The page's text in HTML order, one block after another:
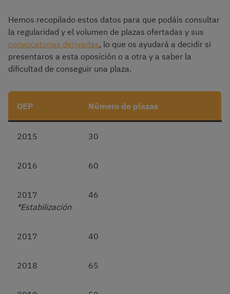
Hemos recopilado estos datos para que podáis consultar
la regularidad y el volumen de plazas ofertadas y sus
convocatorias derivadas, lo que os ayudará a decidir si
presentaros a esta oposición o a otra y a saber la
dificultad de conseguir una plaza.
OEP Número de plazas
2015 30
2016 60
2017
*Estabilización
46
2017 40
2018 65